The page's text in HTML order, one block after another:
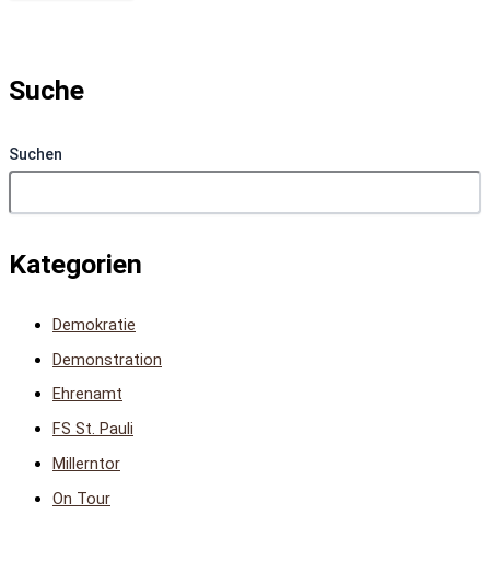
Suche
Suchen
Kategorien
Demokratie
Demonstration
Ehrenamt
FS St. Pauli
Millerntor
On Tour